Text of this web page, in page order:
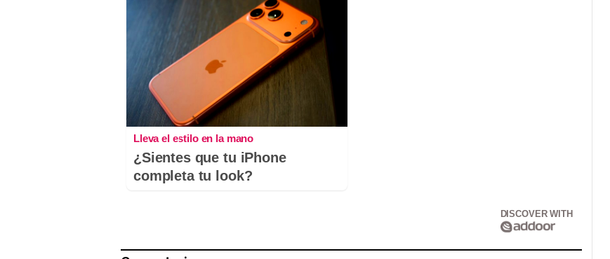
Lleva el estilo en la mano
¿Sientes que tu iPhone
completa tu look?
DISCOVER WITH